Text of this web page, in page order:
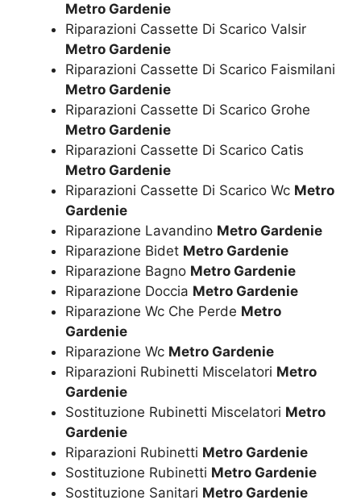
Metro Gardenie
Riparazioni Cassette Di Scarico Valsir
Metro Gardenie
Riparazioni Cassette Di Scarico Faismilani
Metro Gardenie
Riparazioni Cassette Di Scarico Grohe
Metro Gardenie
Riparazioni Cassette Di Scarico Catis
Metro Gardenie
Riparazioni Cassette Di Scarico Wc Metro
Gardenie
Riparazione Lavandino Metro Gardenie
Riparazione Bidet Metro Gardenie
Riparazione Bagno Metro Gardenie
Riparazione Doccia Metro Gardenie
Riparazione Wc Che Perde Metro
Gardenie
Riparazione Wc Metro Gardenie
Riparazioni Rubinetti Miscelatori Metro
Gardenie
Sostituzione Rubinetti Miscelatori Metro
Gardenie
Riparazioni Rubinetti Metro Gardenie
Sostituzione Rubinetti Metro Gardenie
Sostituzione Sanitari Metro Gardenie